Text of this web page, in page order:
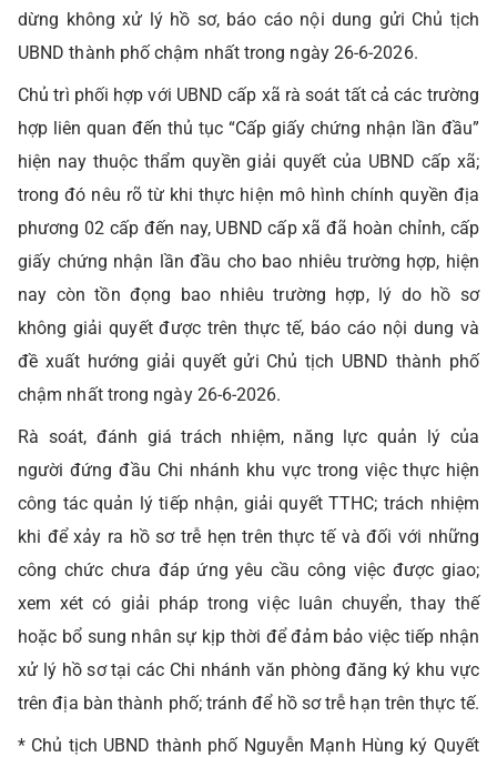
dừng không xử lý hồ sơ, báo cáo nội dung gửi Chủ tịch
UBND thành phố chậm nhất trong ngày 26-6-2026.
Chủ trì phối hợp với UBND cấp xã rà soát tất cả các trường
hợp liên quan đến thủ tục “Cấp giấy chứng nhận lần đầu”
hiện nay thuộc thẩm quyền giải quyết của UBND cấp xã;
trong đó nêu rõ từ khi thực hiện mô hình chính quyền địa
phương 02 cấp đến nay, UBND cấp xã đã hoàn chỉnh, cấp
giấy chứng nhận lần đầu cho bao nhiêu trường hợp, hiện
nay còn tồn đọng bao nhiêu trường hợp, lý do hồ sơ
không giải quyết được trên thực tế, báo cáo nội dung và
đề xuất hướng giải quyết gửi Chủ tịch UBND thành phố
chậm nhất trong ngày 26-6-2026.
Rà soát, đánh giá trách nhiệm, năng lực quản lý của
người đứng đầu Chi nhánh khu vực trong việc thực hiện
công tác quản lý tiếp nhận, giải quyết TTHC; trách nhiệm
khi để xảy ra hồ sơ trễ hẹn trên thực tế và đối với những
công chức chưa đáp ứng yêu cầu công việc được giao;
xem xét có giải pháp trong việc luân chuyển, thay thế
hoặc bổ sung nhân sự kịp thời để đảm bảo việc tiếp nhận
xử lý hồ sơ tại các Chi nhánh văn phòng đăng ký khu vực
trên địa bàn thành phố; tránh để hồ sơ trễ hạn trên thực tế.
* Chủ tịch UBND thành phố Nguyễn Mạnh Hùng ký Quyết